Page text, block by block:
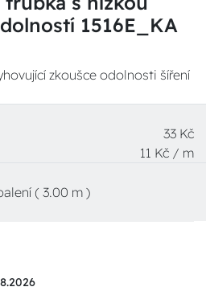
1516E_KA
zkoušce odolnosti šíření
33 Kč
11 Kč / m
( 3.00 m )